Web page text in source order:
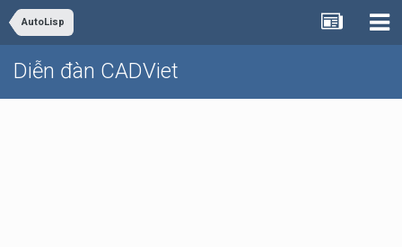
AutoLisp
Diễn đàn CADViet